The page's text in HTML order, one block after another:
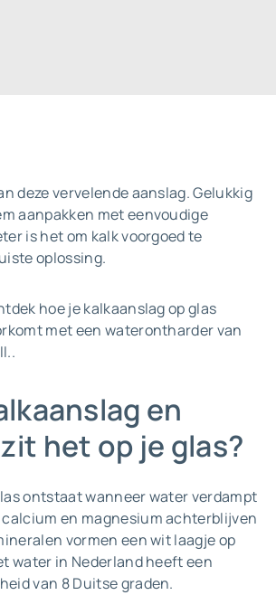
deze vervelende aanslag. Gelukkig
aanpakken met eenvoudige
is het om kalk voorgoed te
oplossing.
hoe je kalkaanslag op glas
met een waterontharder van
en
het op je glas?
ontstaat wanneer water verdampt
en magnesium achterblijven
vormen een wit laagje op
water in Nederland heeft een
van 8 Duitse graden.